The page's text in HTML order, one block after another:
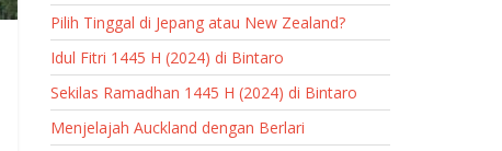
Pilih Tinggal di Jepang atau New Zealand?
Idul Fitri 1445 H (2024) di Bintaro
Sekilas Ramadhan 1445 H (2024) di Bintaro
Menjelajah Auckland dengan Berlari